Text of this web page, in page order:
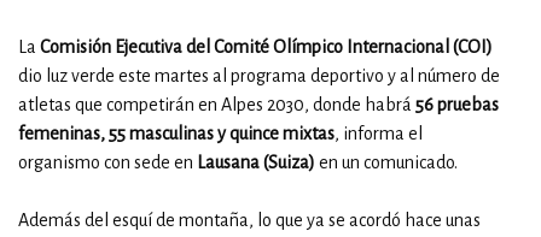
La Comisión Ejecutiva del Comité Olímpico Internacional (COI)
dio luz verde este martes al programa deportivo y al número de
atletas que competirán en Alpes 2030, donde habrá 56 pruebas
femeninas, 55 masculinas y quince mixtas, informa el
organismo con sede en Lausana (Suiza) en un comunicado.
Además del esquí de montaña, lo que ya se acordó hace unas